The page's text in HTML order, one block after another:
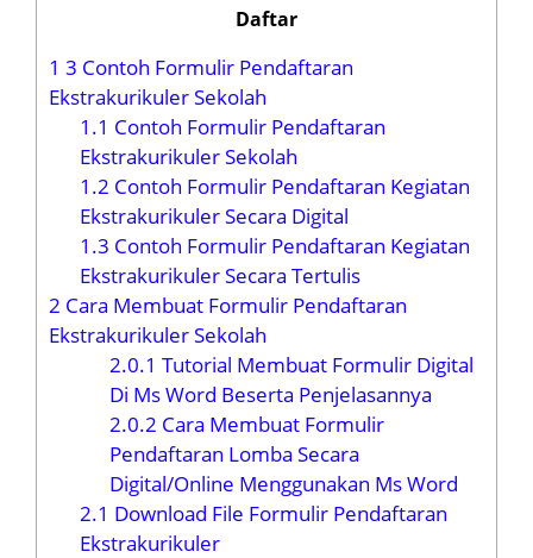
Daftar
1 3 Contoh Formulir Pendaftaran
Ekstrakurikuler Sekolah
1.1 Contoh Formulir Pendaftaran
Ekstrakurikuler Sekolah
1.2 Contoh Formulir Pendaftaran Kegiatan
Ekstrakurikuler Secara Digital
1.3 Contoh Formulir Pendaftaran Kegiatan
Ekstrakurikuler Secara Tertulis
2 Cara Membuat Formulir Pendaftaran
Ekstrakurikuler Sekolah
2.0.1 Tutorial Membuat Formulir Digital
Di Ms Word Beserta Penjelasannya
2.0.2 Cara Membuat Formulir
Pendaftaran Lomba Secara
Digital/Online Menggunakan Ms Word
2.1 Download File Formulir Pendaftaran
Ekstrakurikuler